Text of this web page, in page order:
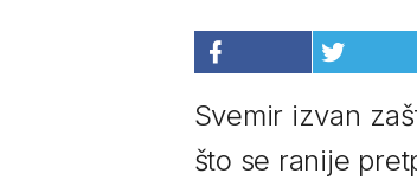
Svemir izvan
što se ranije